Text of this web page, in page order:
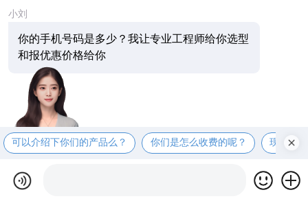
小刘
你的手机号码是多少？我让专业工程师给你选型
和报优惠价格给你
可以介绍下你们的产品么？ 你们是怎么收费的呢？ 现在有